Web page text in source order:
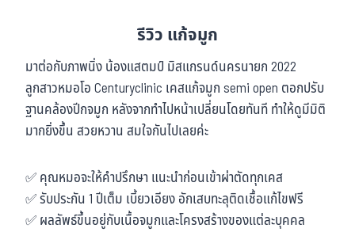
รีวิว แก้จมูก
มาต่อกับภาพนิ่ง น้องแสตมป์ มิสแกรนด์นครนายก 2022
ลูกสาวหมอโอ Centuryclinic เคสแก้จมูก semi open ตอกปรับ
ฐานคล้องปีกจมูก หลังจากทำไปหน้าเปลี่ยนโดยทันที ทำให้ดูมีมิติ
มากยิ่งขึ้น สวยหวาน สมใจกันไปเลยค่ะ
✅ คุณหมอจะให้คำปรึกษา แนะนำก่อนเข้าผ่าตัดทุกเคส
✅ รับประกัน 1 ปีเต็ม เบี้ยวเอียง อักเสบทะลุติดเชื้อแก้ไขฟรี
✅ ผลลัพธ์ขึ้นอยู่กับเนื้อจมูกและโครงสร้างของแต่ละบุคคล